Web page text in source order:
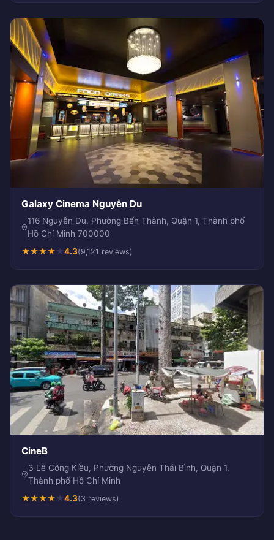
Galaxy Cinema Nguyễn Du
116 Nguyễn Du, Phường Bến Thành, Quận 1, Thành phố
Hồ Chí Minh 700000
★★★★★4.3(9,121 reviews)
CineB
3 Lê Công Kiều, Phường Nguyễn Thái Bình, Quận 1,
Thành phố Hồ Chí Minh
★★★★★4.3(3 reviews)